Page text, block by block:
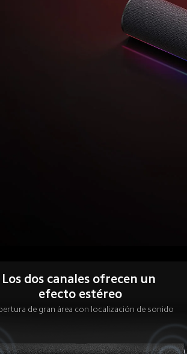
Los dos canales ofrecen un
efecto estéreo
de gran área con localización de sonido